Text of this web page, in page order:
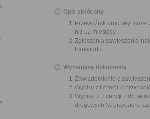
Opis skrócony
Przewoźnik drogowy może
niż 12 miesięcy.
Zgłoszenia zawieszenia
transportu.
Wymagane dokumenty
Zawiadomienie o
Wypisy z licencji w
Wypisy z licencji
drogowych (w przypadku